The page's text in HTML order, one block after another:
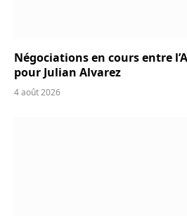
Négociations en cours entre
pour Julian Alvarez
4 août 2026